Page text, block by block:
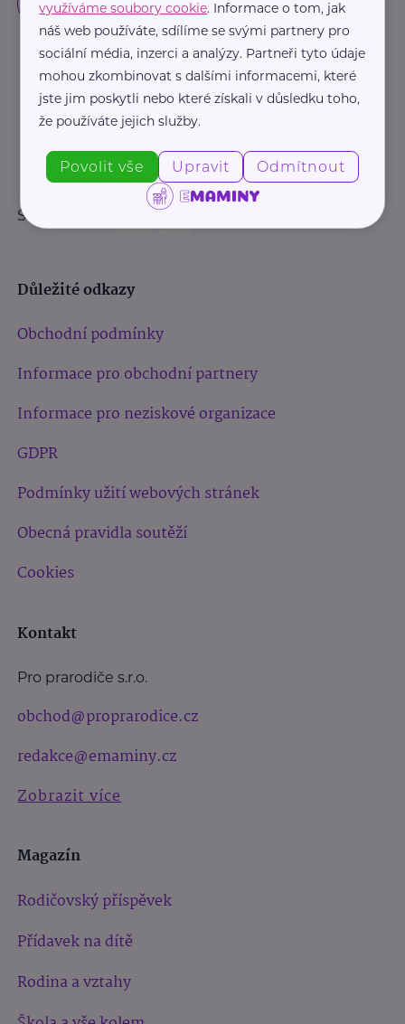
Sledujte nás:
Důležité odkazy
Obchodní podmínky
Informace pro obchodní partnery
Informace pro neziskové organizace
GDPR
Podmínky užití webových stránek
Obecná pravidla soutěží
Cookies
Kontakt
Pro prarodiče s.r.o.
obchod@proprarodice.cz
redakce@emaminy.cz
Zobrazit více
Magazín
Rodičovský příspěvek
Přídavek na dítě
Rodina a vztahy
využíváme soubory cookie. Informace o tom, jak
náš web používáte, sdílíme se svými partnery pro
sociální média, inzerci a analýzy. Partneři tyto údaje
mohou zkombinovat s dalšími informacemi, které
jste jim poskytli nebo které získali v důsledku toho,
že používáte jejich služby.
Povolit vše Upravit Odmítnout